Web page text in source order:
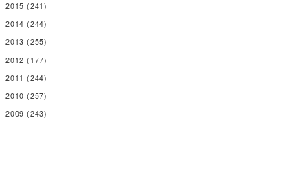
2015 (241)
2014 (244)
2013 (255)
2012 (177)
2011 (244)
2010 (257)
2009 (243)